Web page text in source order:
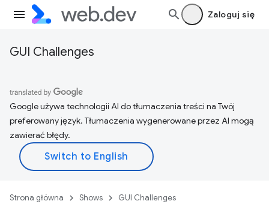
Zaloguj się
GUI Challenges
Google używa technologii AI do tłumaczenia treści na Twój
preferowany język. Tłumaczenia wygenerowane przez AI mogą
zawierać błędy.
Strona główna Shows GUI Challenges